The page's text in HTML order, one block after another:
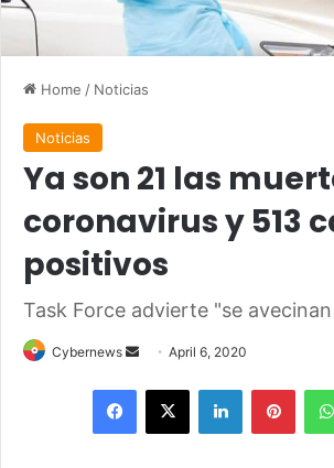
Home / Noticias
Noticias
Ya son 21 las
coronavirus y 513
positivos
Task Force advierte "se
Cybernews
Send
email
April 6, 2020
Facebook
X LinkedIn